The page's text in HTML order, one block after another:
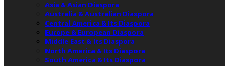
Asia & Asian Diaspora
Australia & Australian Diaspora
Central America & Its Diaspora
Europe & European Diaspora
Middle East & Its Diaspora
North America & Its Diaspora
South America & Its Diaspora